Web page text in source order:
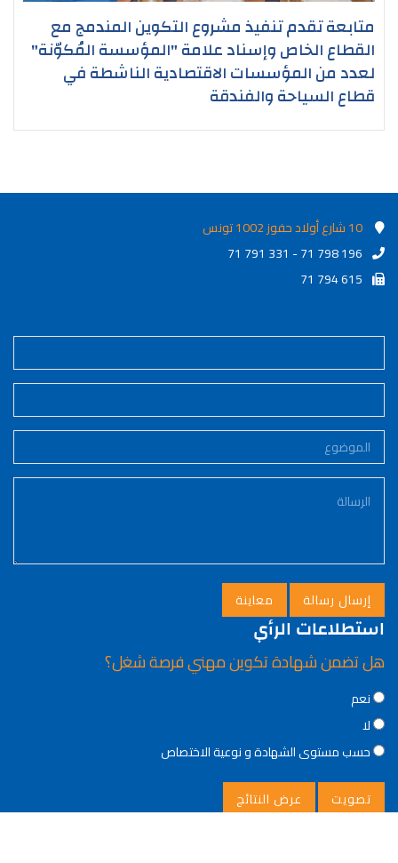
متابعة تقدم تنفيذ مشروع التكوين المندمج مع
القطاع الخاص وإسناد علامة "المؤسسة المُكوّنة"
لعدد من المؤسسات الاقتصادية الناشطة في
قطاع السياحة والفندقة
10 شارع أولاد حفوز 1002 تونس
71 791 331 - 71 798 196
71 794 615
استطلاعات الرأي
هل تضمن شهادة تكوين مهني فرصة شغل؟
Choices
نعم
لا
حسب مستوى الشهادة و نوعية الاختصاص